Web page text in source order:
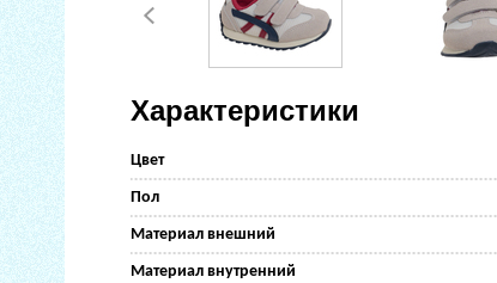
Характеристики
Цвет
Пол
Материал внешний
Материал внутренний